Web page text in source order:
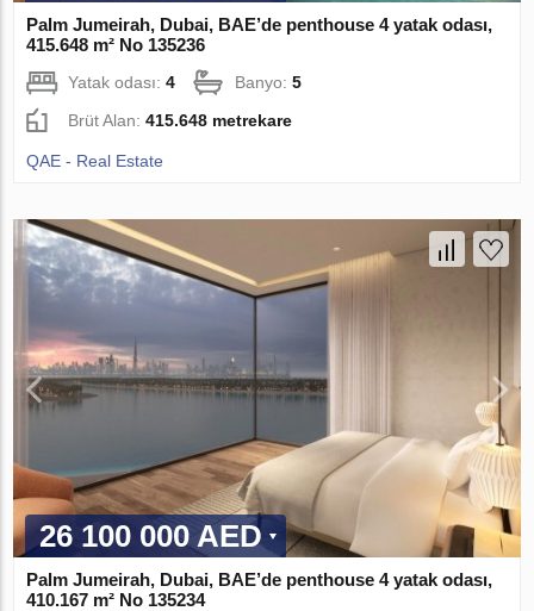
Palm Jumeirah, Dubai, BAE’de penthouse 4 yatak odası,
415.648 m² No 135236
Yatak odası:4 Banyo:5
Brüt Alan:415.648 metrekare
QAE - Real Estate
26 100 000 AED
Palm Jumeirah, Dubai, BAE’de penthouse 4 yatak odası,
410.167 m² No 135234